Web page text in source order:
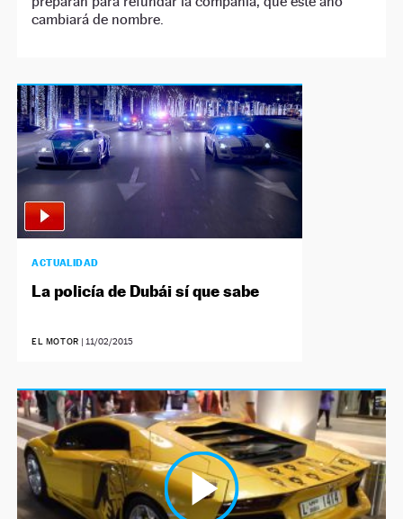
cambiará de nombre.
ACTUALIDAD
La policía de Dubái sí que sabe
EL MOTOR | 11/02/2015